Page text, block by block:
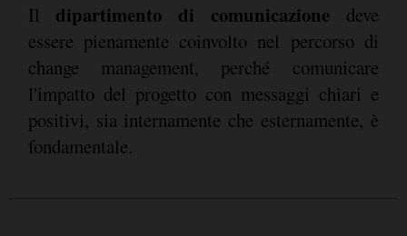
Il dipartimento di comunicazione deve
essere pienamente coinvolto nel percorso di
change management, perché comunicare
l'impatto del progetto con messaggi chiari e
positivi, sia internamente che esternamente, è
fondamentale.